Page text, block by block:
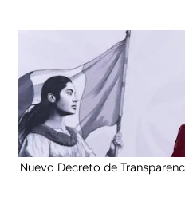
Nuevo Decreto de